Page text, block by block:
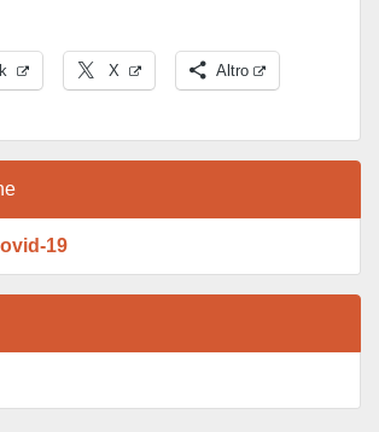
X Altro
19